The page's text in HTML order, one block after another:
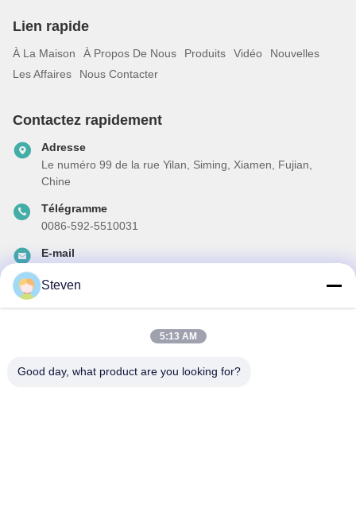
Lien rapide
À La Maison À Propos De Nous Produits Vidéo
Nouvelles
Les Affaires
Nous Contacter
Contactez rapidement
Adresse
Le numéro 99 de la rue Yilan, Siming, Xiamen, Fujian,
Chine
Télégramme
0086-592-5510031
E-mail
Abonnez-vous à notre newsletter pour des réductions et plus
Steven
5:13 AM
Good day, what product are you looking for?